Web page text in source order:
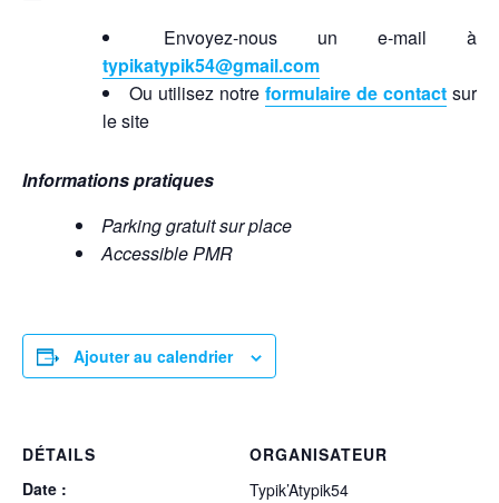
Envoyez-nous un e-mail à
typikatypik54@gmail.com
Ou utilisez notre formulaire de contact sur
le site
Informations pratiques
Parking gratuit sur place
Accessible PMR
Ajouter au calendrier
DÉTAILS
Date :
ORGANISATEUR
Typik’Atypik54